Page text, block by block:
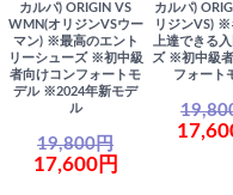
カルパ) ORIGIN VS
WMN(オリジンVSウー
マン) ※最高のエント
リーシューズ ※初中級
者向けコンフォートモ
デル ※2024年新モデ
ル
19,800円
17,600円
カルパ)
リジンVS) ※
上達できる
ズ ※初中級
フォート